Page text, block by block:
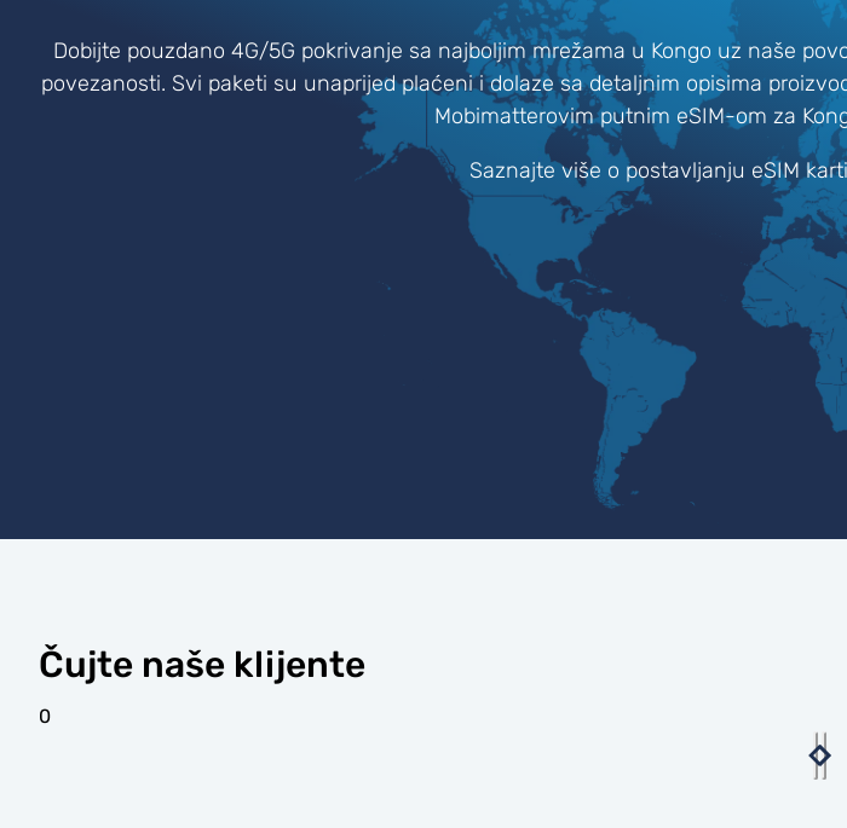
Dobijte pouzdano 4G/5G pokrivanje sa najboljim mrežama u Kongo uz naše
povezanosti. Svi paketi su unaprijed plaćeni i dolaze sa detaljnim opisima
Mobimatterovim putnim eSIM-om za
Saznajte više o postavljanju eSIM
Čujte naše klijente
0